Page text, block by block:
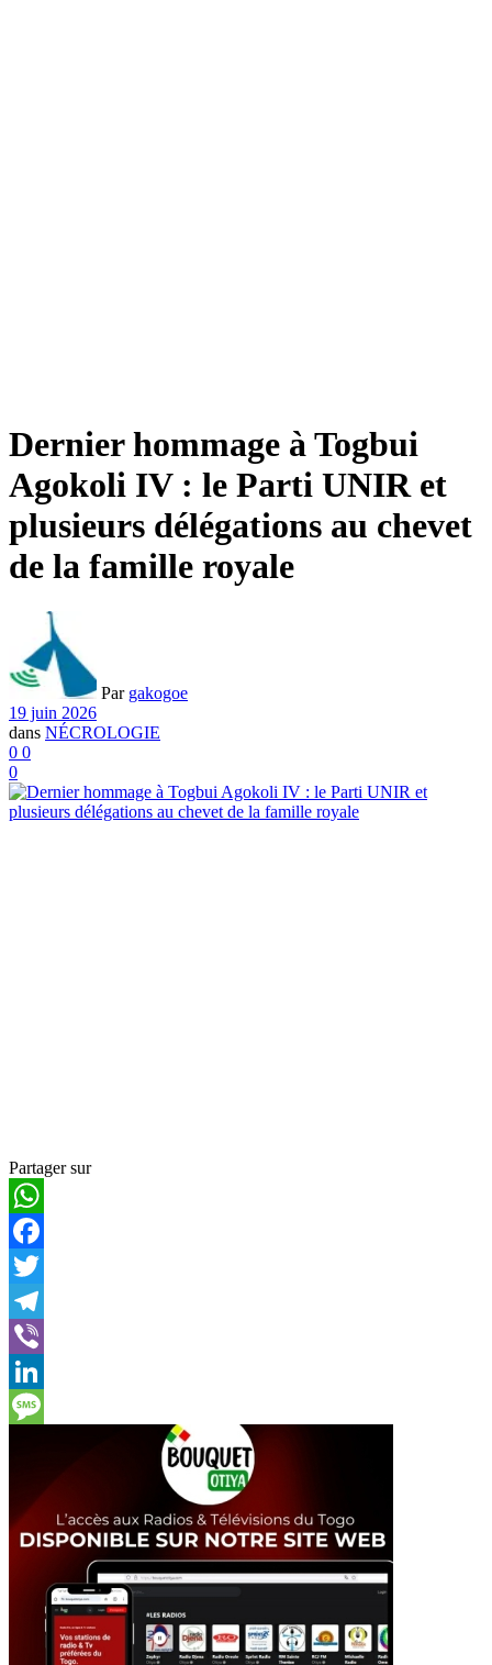
Dernier hommage à Togbui
Agokoli IV : le Parti UNIR et
plusieurs délégations au chevet
de la famille royale
Par gakogoe
19 juin 2026
dans NÉCROLOGIE
0 0
0
Partager sur
WhatsApp
Facebook
Twitter
Telegram
Viber
LinkedIn